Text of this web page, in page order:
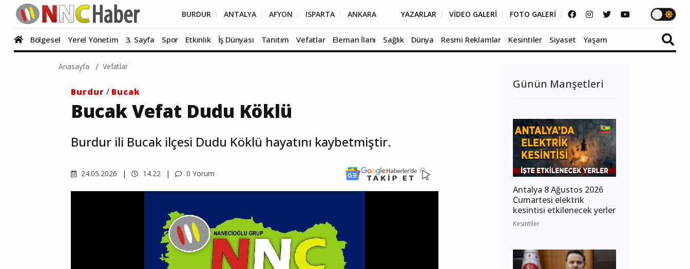
BURDUR ANTALYA AFYON ISPARTA ANKARA YAZARLAR VİDEO GALERİ FOTO GALERİ
Bölgesel Yerel Yönetim 3. Sayfa Spor Etkinlik İş Dünyası Tanıtım Vefatlar Eleman İlanı Sağlık Dünya Resmi Reklamlar Kesintiler Siyaset Yaşam
Anasayfa Vefatlar
Burdur / Bucak
Bucak Vefat Dudu Köklü
Burdur ili Bucak ilçesi Dudu Köklü hayatını kaybetmiştir.
24.05.2026 14.22 0 Yorum
Günün Manşetleri
Antalya 8 Ağustos 2026
Cumartesi elektrik
kesintisi etkilenecek yerler
Kesintiler